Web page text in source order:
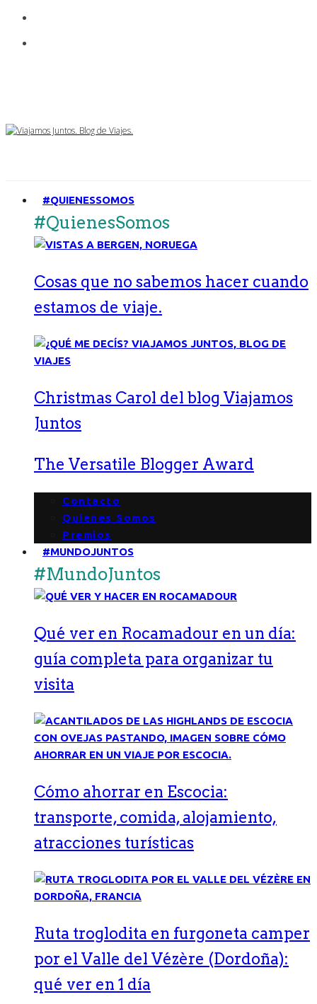
#QUIENESSOMOS
#QuienesSomos
Cosas que no sabemos hacer cuando
estamos de viaje.
Christmas Carol del blog Viajamos
Juntos
The Versatile Blogger Award
Contacto
Quienes Somos
Premios
#MUNDOJUNTOS
#MundoJuntos
Qué ver en Rocamadour en un día:
guía completa para organizar tu
visita
Cómo ahorrar en Escocia:
transporte, comida, alojamiento,
atracciones turísticas
Ruta troglodita en furgoneta camper
por el Valle del Vézère (Dordoña):
qué ver en 1 día